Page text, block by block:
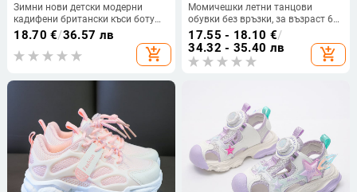
Зимни нови детски модерни
кадифени британски къси ботуши
Страничен цип за момчета
Модни ботуши Martin Ботуши за
момичета Ботуши за сняг
18.70 €/36.57 лв
add_shopping_cart
Момичешки летни танцови
обувки без връзки, за възраст 6–
8 години, мека подметка, дизайн
котешка лапка, китайски стил
17.55 - 18.10 €/
34.32 - 35.40 лв
add_shopping_cart